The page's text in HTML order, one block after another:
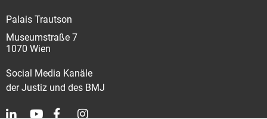
Palais Trautson
Museumstraße 7
1070 Wien
Social Media Kanäle
der Justiz und des BMJ